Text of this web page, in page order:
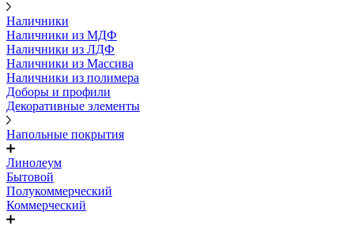
Наличники
Наличники из МДФ
Наличники из ЛДФ
Наличники из Массива
Наличники из полимера
Доборы и профили
Декоративные элементы
Напольные покрытия
Линолеум
Бытовой
Полукоммерческий
Коммерческий